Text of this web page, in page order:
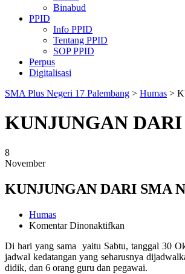
Binabud
PPID
Info PPID
Tentang PPID
SOP PPID
Perpus
Digitalisasi
SMA Plus Negeri 17 Palembang > Humas >
KUNJUNGAN
8
November
KUNJUNGAN DARI SMA
Humas
Komentar Dinonaktifkan
DARI
SMA
NEGERI
Di hari yang sama yaitu Sabtu, tanggal 30
jadwal kedatangan yang seharusnya
didik, dan 6 orang guru dan pegawai.